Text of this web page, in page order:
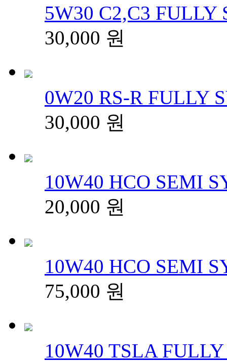
5W30 C2,C3 FULLY
30,000 원
0W20 RS-R FULLY
30,000 원
10W40 HCO SEMI
20,000 원
10W40 HCO SEMI
75,000 원
10W40 TSLA